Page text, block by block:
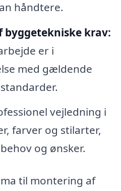
håndtere.
byggetekniske krav:
er i
med gældende
vejledning i
farver og stilarter,
og ønsker.
til montering af